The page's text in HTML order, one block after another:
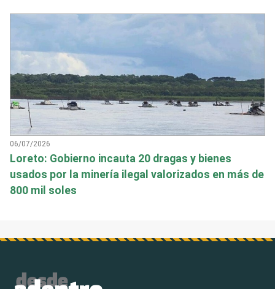
06/07/2026
Loreto: Gobierno incauta 20 dragas y bienes
usados por la minería ilegal valorizados en más de
800 mil soles